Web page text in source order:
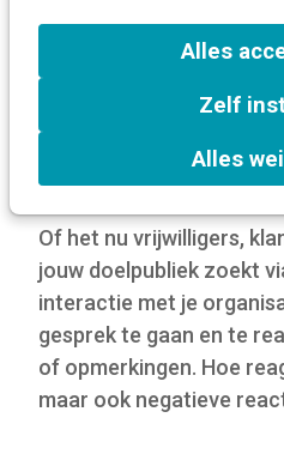
Alles
Zelf
Alles
Hoe reageer
berichten op
media?
Of het nu vrijwilligers,
jouw doelpubliek zoekt
interactie met je
gesprek te gaan en te
of opmerkingen. Hoe
maar ook negatieve